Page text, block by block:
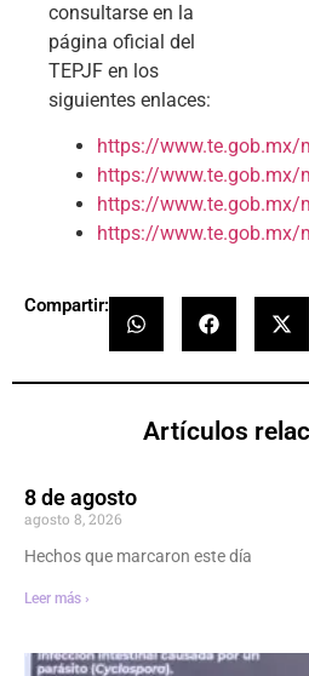
consultarse en la
página oficial del
TEPJF en los
siguientes enlaces:
https://
https://
https://
https://
Compartir:
Artículos
8 de agosto
agosto 8, 2026
Hechos que marcaron este día
Leer más ›